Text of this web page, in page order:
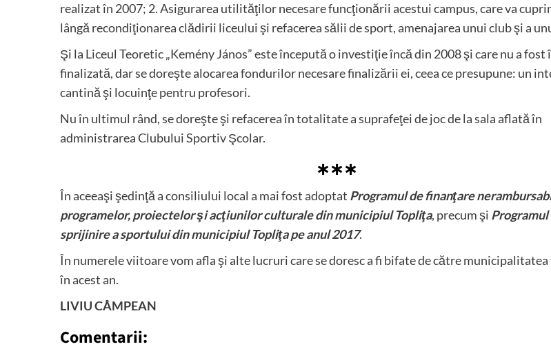
realizat în 2007; 2. Asigurarea utilităţilor necesare funcţionării acestui campus, care va
lângă recondiţionarea clădirii liceului şi refacerea sălii de sport, amenajarea unui club şi a
Şi la Liceul Teoretic „Kemény János” este începută o investiţie încă din 2008 şi care nu a fost
finalizată, dar se doreşte alocarea fondurilor necesare finalizării ei, ceea ce presupune: un
cantină şi locuinţe pentru profesori.
Nu în ultimul rând, se doreşte şi refacerea în totalitate a suprafeţei de joc de la sala aflată în
administrarea Clubului Sportiv Şcolar.
∗∗∗
În aceeaşi şedinţă a consiliului local a mai fost adoptat Programul de finanţare
programelor, proiectelor şi acţiunilor culturale din municipiul Topliţa, precum şi Programul
sprijinire a sportului din municipiul Topliţa pe anul 2017.
În numerele viitoare vom afla şi alte lucruri care se doresc a fi bifate de către
în acest an.
LIVIU CÂMPEAN
Comentarii: